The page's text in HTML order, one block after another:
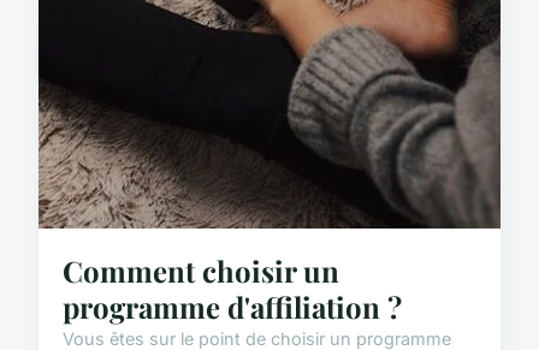
Comment choisir un
programme d'affiliation ?
Vous êtes sur le point de choisir un programme